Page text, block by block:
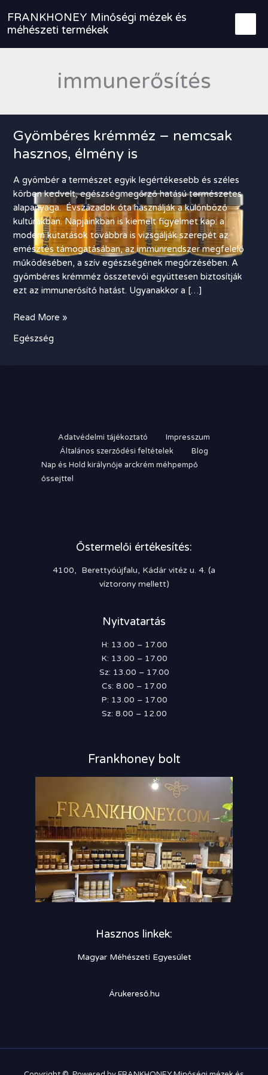
content
FRANKHONEY Minőségi mézek és
méhészeti termékek
immunerősítés
Gyömbéres krémméz – nemcsak
hasznos, élmény is
A gyömbér a természet egyik legértékesebb és széles
körben kedvelt, egészségmegőrző hatású természetes
alapanyaga. Évszázadok óta használják a különböző
kultúrákban. Napjainkban is kiemelt figyelmet kap: a
modern kutatások továbbra is vizsgálják szerepét az
emésztés támogatásában, az immunrendszer megfelelő
működésében, a szív egészségének megőrzésében. A
gyömbéres krémméz összetevői együttesen biztosítják
ezt az immunerősítő hatást. Ugyanakkor a […]
Gyömbéres
–
Read More »
Egészség
Adatvédelmi tájékoztató
Impresszum
Általános szerződési feltételek
Blog
Nap és Hold királynője arckrém méhpempő
őssejttel
Őstermelői értékesítés:
4100, Berettyóújfalu, Kádár vitéz u. 4. (a
víztorony mellett)
Nyitvatartás
H: 13.00 – 17.00
K: 13.00 – 17.00
Sz: 13.00 – 17.00
Cs: 8.00 – 17.00
P: 13.00 – 17.00
Sz: 8.00 – 12.00
Frankhoney bolt
Hasznos linkek:
Magyar Méhészeti Egyesület
Árukereső.hu